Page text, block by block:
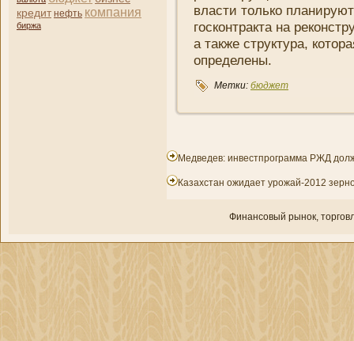
кредит нефть компани­я
биржа
власти только
госконтракта на
а также структура,
определены.
Метки: бюджет
Медведев: инвестпрограмма РЖД
Казахстан ожидает урожай-2012
Финансовый рынок,